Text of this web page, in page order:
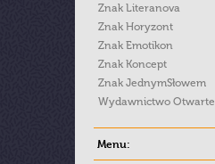
Znak Literanova
Znak Horyzont
Znak Emotikon
Znak Koncept
Znak JednymSłowem
Wydawnictwo Otwarte
Menu: